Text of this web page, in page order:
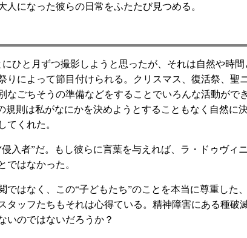
になった彼らの日常をふたたび見つめる。
ひと月ずつ撮影しようと思ったが、それは自然や時
りによって節目付けられる。クリスマス、復活祭、聖
ごちそうの準備などをすることでいろんな活動がで
則は私がなにかを決めようとすることもなく自然に
てくれた。
入者”だ。もし彼らに言葉を与えれば、ラ・ドゥヴィ
ではなかった。
はなく、この“子どもたち”のことを本当に尊重した
ッフたちもそれは心得ている。精神障害にある種破
いのではないだろうか？